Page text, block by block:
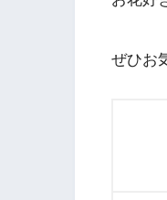
ぜひお